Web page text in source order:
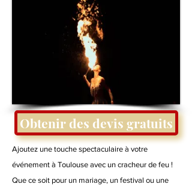
Obtenir des devis gratuits
Ajoutez une touche spectaculaire à votre
événement à Toulouse avec un cracheur de feu !
Que ce soit pour un mariage, un festival ou une